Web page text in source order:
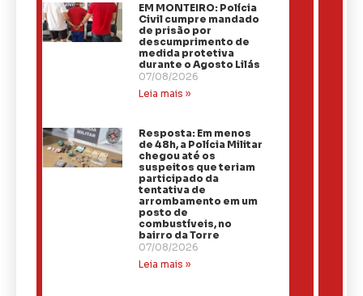
EM MONTEIRO: Polícia
Civil cumpre mandado
de prisão por
descumprimento de
medida protetiva
durante o Agosto Lilás
07/08/2026
Leia mais »
Resposta: Em menos
de 48h, a Polícia Militar
chegou até os
suspeitos que teriam
participado da
tentativa de
arrombamento em um
posto de
combustíveis, no
bairro da Torre
07/08/2026
Leia mais »